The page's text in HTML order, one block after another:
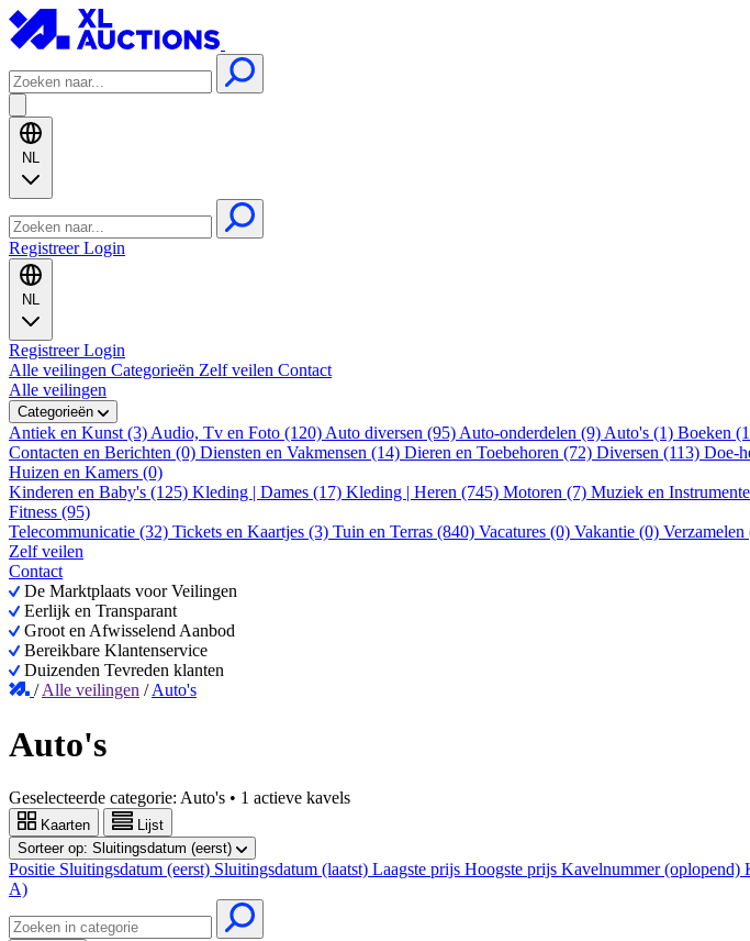
NL
RegistreerLogin
NL
RegistreerLogin
Alle veilingen Categorieën Zelf veilen Contact
Alle veilingen
Categorieën
Antiek en Kunst (3) Audio, Tv en Foto (120) Auto diversen (95) Auto-onderdelen (9) Auto's (1) Boeken
Contacten en Berichten (0) Diensten en Vakmensen (14) Dieren en Toebehoren (72) Diversen (113) Doe-
Huizen en Kamers (0)
Kinderen en Baby's (125) Kleding | Dames (17) Kleding | Heren (745) Motoren (7) Muziek en
Fitness (95)
Telecommunicatie (32) Tickets en Kaartjes (3) Tuin en Terras (840) Vacatures (0) Vakantie (0) Verzamelen
Zelf veilen
Contact
De Marktplaats voor Veilingen
Eerlijk en Transparant
Groot en Afwisselend Aanbod
Bereikbare Klantenservice
Duizenden Tevreden klanten
/Alle veilingen /Auto's
Auto's
Geselecteerde categorie: Auto's • 1 actieve kavels
Kaarten
Lijst
Sorteer op: Sluitingsdatum (eerst)
Positie Sluitingsdatum (eerst) Sluitingsdatum (laatst) Laagste prijs Hoogste prijs Kavelnummer (oplopend)
A)